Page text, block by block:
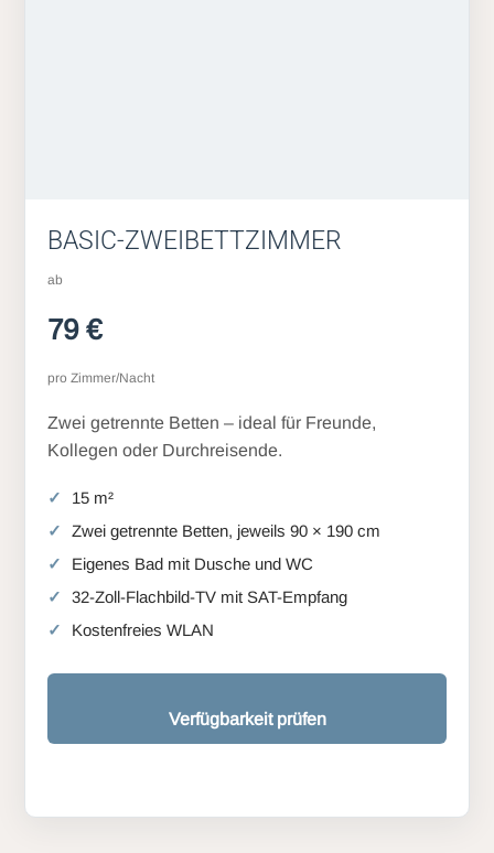
BASIC-ZWEIBETTZIMMER
ab
79 €
pro Zimmer/Nacht
Zwei getrennte Betten – ideal für Freunde,
Kollegen oder Durchreisende.
15 m²
Zwei getrennte Betten, jeweils 90 × 190 cm
Eigenes Bad mit Dusche und WC
32-Zoll-Flachbild-TV mit SAT-Empfang
Kostenfreies WLAN
Verfügbarkeit prüfen